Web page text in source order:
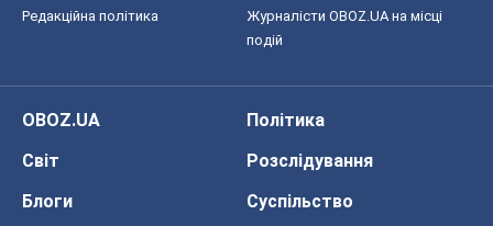
Редакційна політика
Журналісти OBOZ.UA на місці
подій
OBOZ.UA
Політика
Світ
Розслідування
Блоги
Суспільство